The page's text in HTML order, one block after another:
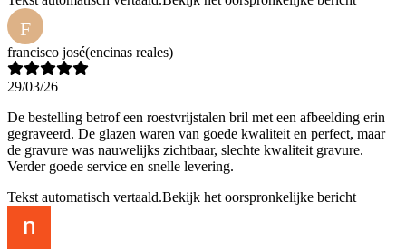
F
francisco josé(encinas reales)
29/03/26
De bestelling betrof een roestvrijstalen bril met een afbeelding erin
gegraveerd. De glazen waren van goede kwaliteit en perfect, maar
de gravure was nauwelijks zichtbaar, slechte kwaliteit gravure.
Verder goede service en snelle levering.
Tekst automatisch vertaald.Bekijk het oorspronkelijke bericht